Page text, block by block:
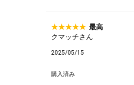
最高
クマッチさん
2025/05/15
購入済み